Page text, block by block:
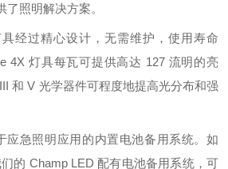
照明解决方案。
具经过精心设计，无需维护，使用寿命
4X 灯具每瓦可提供高达 127 流明的亮
和 V 光学器件可程度地提高光分布和强
应急照明应用的内置电池备用系统。如
的 Champ LED 配有电池备用系统，可